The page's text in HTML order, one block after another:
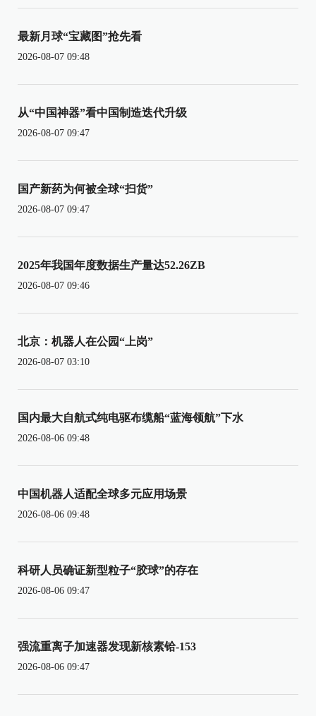
最新月球“宝藏图”抢先看
2026-08-07 09:48
从“中国神器”看中国制造迭代升级
2026-08-07 09:47
国产新药为何被全球“扫货”
2026-08-07 09:47
2025年我国年度数据生产量达52.26ZB
2026-08-07 09:46
北京：机器人在公园“上岗”
2026-08-07 03:10
国内最大自航式纯电驱布缆船“蓝海领航”下水
2026-08-06 09:48
中国机器人适配全球多元应用场景
2026-08-06 09:48
科研人员确证新型粒子“胶球”的存在
2026-08-06 09:47
强流重离子加速器发现新核素铪-153
2026-08-06 09:47